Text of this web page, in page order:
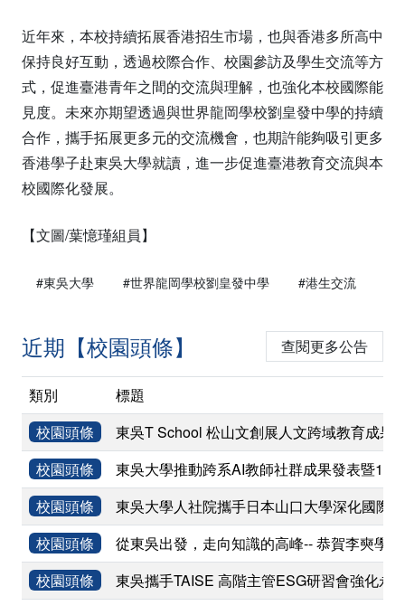
近年來，本校持續拓展香港招生市場，也與香港多所高中
保持良好互動，透過校際合作、校園參訪及學生交流等方
式，促進臺港青年之間的交流與理解，也強化本校國際能
見度。未來亦期望透過與世界龍岡學校劉皇發中學的持續
合作，攜手拓展更多元的交流機會，也期許能夠吸引更多
香港學子赴東吳大學就讀，進一步促進臺港教育交流與本
校國際化發展。
【文圖/葉憶瑾組員】
#東吳大學 #世界龍岡學校劉皇發中學 #港生交流
近期【校園頭條】 查閱更多公告
類別
標題
校園頭條
東吳T School 松山文創展人文跨域教育成果
校園頭條
東吳大學推動跨系AI教師社群成果發表暨
校園頭條
東吳大學人社院攜手日本山口大學深化國際
校園頭條
從東吳出發，走向知識的高峰-- 恭賀李奭學
校園頭條
東吳攜手TAISE 高階主管ESG研習會強化永